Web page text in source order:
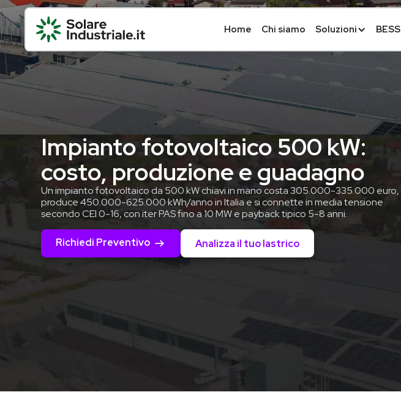
Home Chi siamo Soluzioni BESS
Impianto fotovoltaico 500 kW:
costo, produzione e guadagno
Un impianto fotovoltaico da 500 kW chiavi in mano costa 305.000-335.000 euro,
produce 450.000-625.000 kWh/anno in Italia e si connette in media tensione
secondo CEI 0-16, con iter PAS fino a 10 MW e payback tipico 5-8 anni.
Richiedi Preventivo Analizza il tuo lastrico